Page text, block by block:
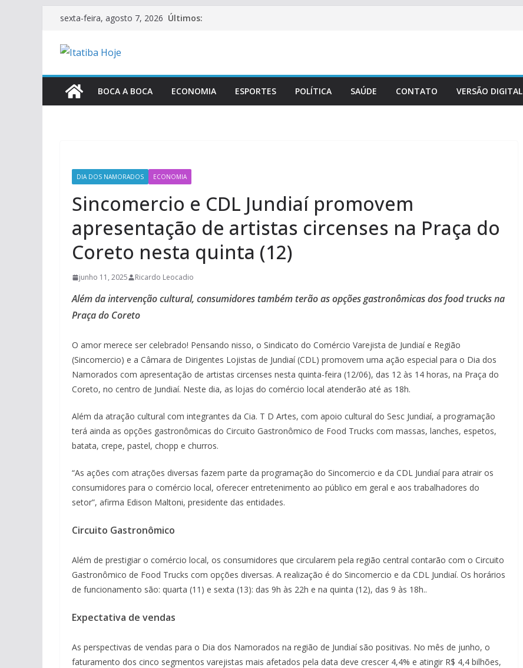
Pularsexta-feira, agosto 7, 2026 Últimos:
BOCA A BOCA ECONOMIA ESPORTES POLÍTICA SAÚDE CONTATO VERSÃO DIGITAL
DIA DOS NAMORADOS ECONOMIA
Sincomercio e CDL Jundiaí promovem
apresentação de artistas circenses na Praça do
Coreto nesta quinta (12)
junho 11, 2025 Ricardo Leocadio
Além da intervenção cultural, consumidores também terão as opções gastronômicas dos food trucks na
Praça do Coreto
O amor merece ser celebrado! Pensando nisso, o Sindicato do Comércio Varejista de Jundiaí e Região
(Sincomercio) e a Câmara de Dirigentes Lojistas de Jundiaí (CDL) promovem uma ação especial para o Dia dos
Namorados com apresentação de artistas circenses nesta quinta-feira (12/06), das 12 às 14 horas, na Praça do
Coreto, no centro de Jundiaí. Neste dia, as lojas do comércio local atenderão até as 18h.
Além da atração cultural com integrantes da Cia. T D Artes, com apoio cultural do Sesc Jundiaí, a programação
terá ainda as opções gastronômicas do Circuito Gastronômico de Food Trucks com massas, lanches, espetos,
batata, crepe, pastel, chopp e churros.
“As ações com atrações diversas fazem parte da programação do Sincomercio e da CDL Jundiaí para atrair os
consumidores para o comércio local, oferecer entretenimento ao público em geral e aos trabalhadores do
setor”, afirma Edison Maltoni, presidente das entidades.
Circuito Gastronômico
Além de prestigiar o comércio local, os consumidores que circularem pela região central contarão com o Circuito
Gastronômico de Food Trucks com opções diversas. A realização é do Sincomercio e da CDL Jundiaí. Os horários
de funcionamento são: quarta (11) e sexta (13): das 9h às 22h e na quinta (12), das 9 às 18h..
Expectativa de vendas
As perspectivas de vendas para o Dia dos Namorados na região de Jundiaí são positivas. No mês de junho, o
faturamento dos cinco segmentos varejistas mais afetados pela data deve crescer 4,4% e atingir R$ 4,4 bilhões,